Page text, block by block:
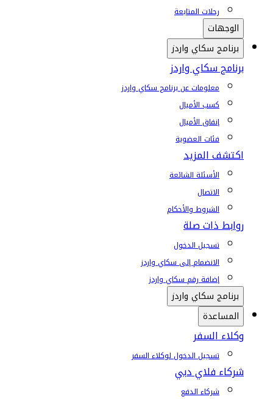
رحلات المتابعة
الوجهات
برنامج سكاي واردز
برنامج سكاي واردز
معلومات عن برنامج سكاي واردز
كسب الأميال
إنفاق الأميال
فئات العضوية
اكتشف المزيد
الأسئلة الشائعة
الاتصال
الشروط والأحكام
روابط ذات صلة
تسجيل الدخول
الانضمام إلى سكاي واردز
إضافة رقم سكاي واردز
برنامج سكاي واردز
المساعدة
وكلاء السفر
تسجيل الدخول لوكلاء السفر
شركاء فلاي دبي
شركاء الدفع